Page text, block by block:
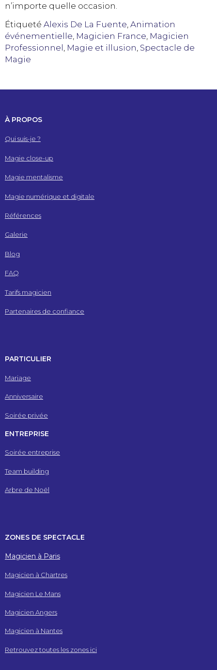
n’importe quelle occasion.
Étiqueté Alexis De La Fuente, Animation
événementielle, Magicien France, Magicien
Professionnel , Magie et illusion, Spectacle de
Magie
À PROPOS
Qui suis-je ?
Magie close-up
Magie mentalisme
Magie numérique et digitale
Références
Galerie
Blog
FAQ
Tarifs magicien
Partenaires de confiance
PARTICULIER
Mariage
Anniversaire
Soirée privée
ENTREPRISE
Soirée entreprise
Team building
Arbre de Noël
ZONES DE SPECTACLE
Magicien à Paris
Magicien à Chartres
Magicien Le Mans
Magicien Angers
Magicien à Nantes
Retrouvez toutes les zones ici